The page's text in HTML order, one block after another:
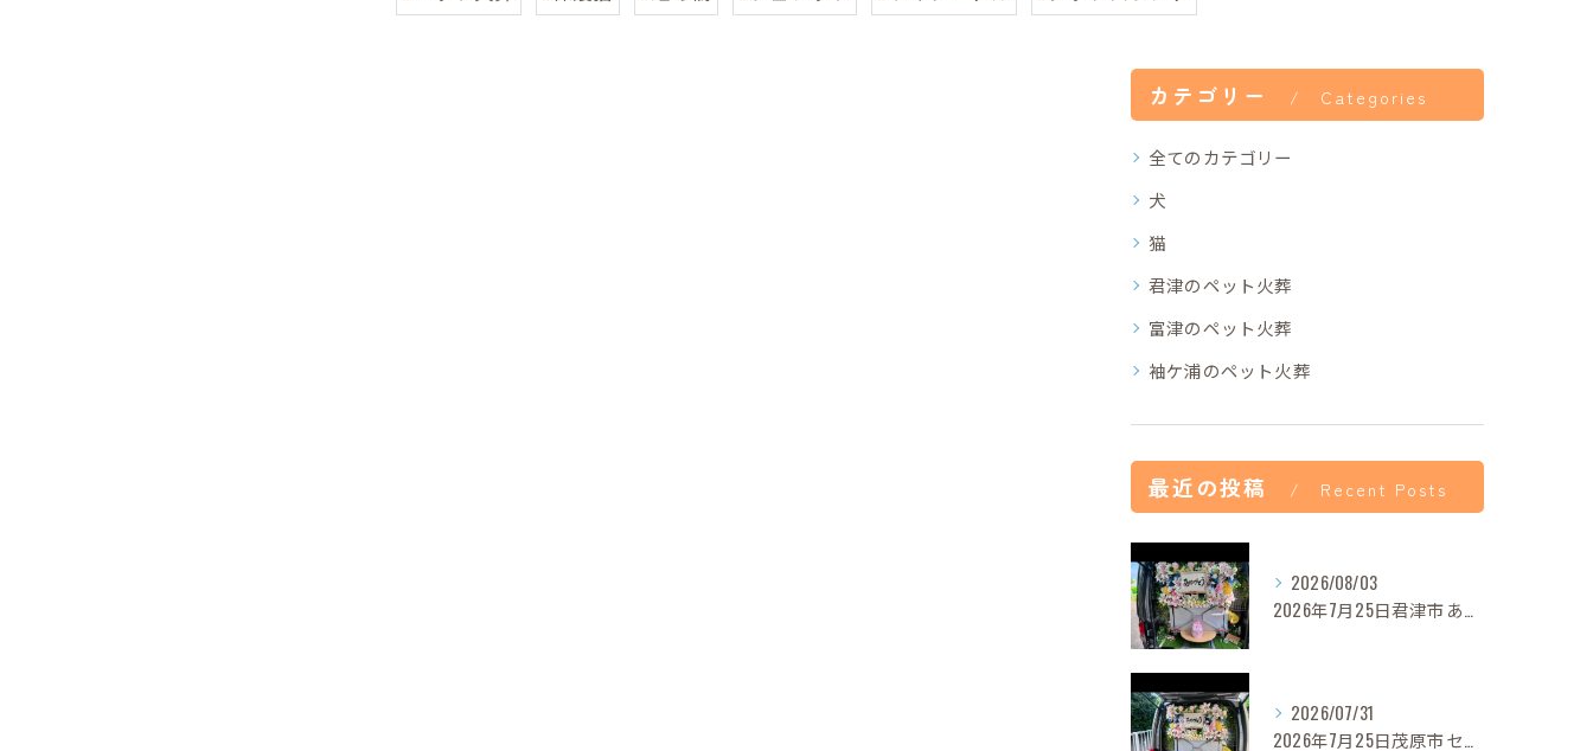
カテゴリー Categories
全てのカテゴリー
犬
猫
君津のペット火葬
富津のペット火葬
袖ケ浦のペット火葬
最近の投稿 Recent Posts
2026/08/03
2026年7月25日君津市あずきちゃんご葬儀
2026/07/31
2026年7月25日茂原市セレナちゃんご葬儀